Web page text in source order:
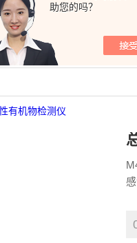
助您的吗？